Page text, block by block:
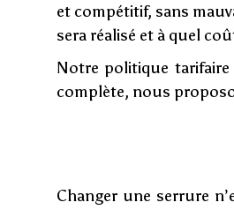
et compétitif, sans
sera réalisé et à quel
Notre politique
complète, nous
Changer une serrure